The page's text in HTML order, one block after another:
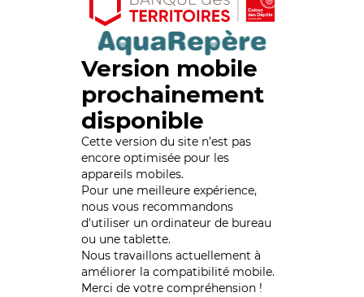
Version mobile
prochainement
disponible
Cette version du site n’est pas
encore optimisée pour les
appareils mobiles.
Pour une meilleure expérience,
nous vous recommandons
d'utiliser un ordinateur de bureau
ou une tablette.
Nous travaillons actuellement à
améliorer la compatibilité mobile.
Merci de votre compréhension !